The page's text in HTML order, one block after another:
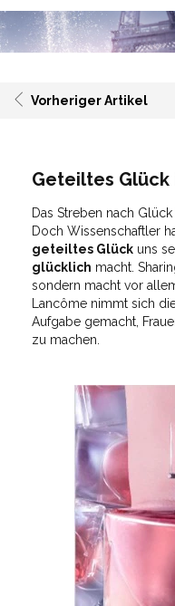
Vorheriger Artikel
Geteiltes
Das Streben nach
Doch Wissenschaftler
geteiltes Glück uns
glücklich macht.
sondern macht vor
Lancôme nimmt sich
Aufgabe gemacht,
zu machen.